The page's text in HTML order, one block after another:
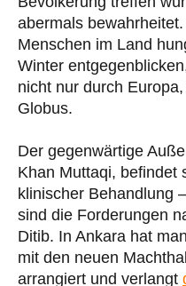
abermals
Menschen im Land
Winter
nicht nur durch
Globus.
Der gegenwärtige
Khan Muttaqi, befindet
klinischer Behandlung
sind die Forderungen
Ditib. In Ankara hat
mit den neuen
arrangiert und verlangt